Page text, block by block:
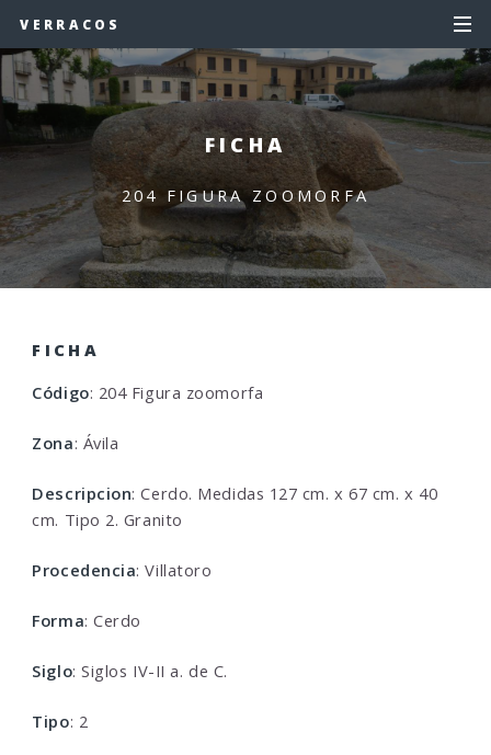
VERRACOS
FICHA
204 FIGURA ZOOMORFA
FICHA
Código: 204 Figura zoomorfa
Zona: Ávila
Descripcion: Cerdo. Medidas 127 cm. x 67 cm. x 40
cm. Tipo 2. Granito
Procedencia: Villatoro
Forma: Cerdo
Siglo: Siglos IV-II a. de C.
Tipo: 2